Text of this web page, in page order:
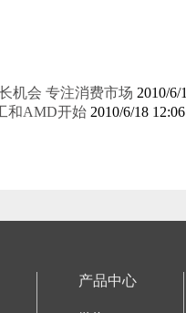
机会 专注消费市场 2010/6/
和AMD开始 2010/6/18
产品中心